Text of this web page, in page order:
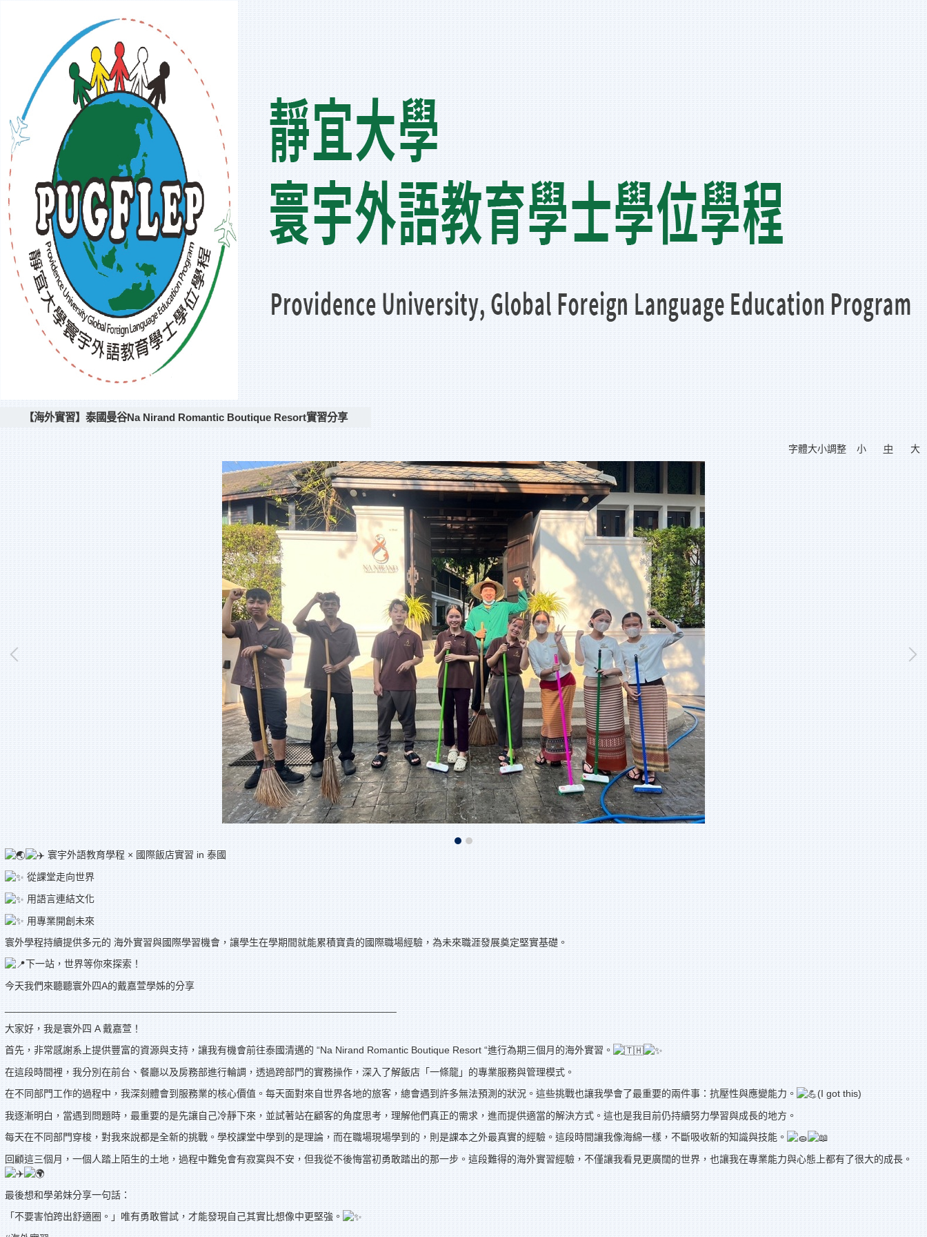
【海外實習】泰國曼谷Na Nirand Romantic Boutique Resort實習分享
字體大小調整 小 中 大
寰宇外語教育學程 × 國際飯店實習 in 泰國
從課堂走向世界
用語言連結文化
用專業開創未來
寰外學程持續提供多元的 海外實習與國際學習機會，讓學生在學期間就能累積寶貴的國際職場經驗，為未來職涯發展奠定堅實基礎。
下一站，世界等你來探索！
今天我們來聽聽寰外四A的戴嘉萱學姊的分享
大家好，我是寰外四 A 戴嘉萱！
首先，非常感謝系上提供豐富的資源與支持，讓我有機會前往泰國清邁的 “Na Nirand Romantic Boutique Resort “進行為期三個月的海外實習。
在這段時間裡，我分別在前台、餐廳以及房務部進行輪調，透過跨部門的實務操作，深入了解飯店「一條龍」的專業服務與管理模式。
在不同部門工作的過程中，我深刻體會到服務業的核心價值。每天面對來自世界各地的旅客，總會遇到許多無法預測的狀況。這些挑戰也讓我學會了最重要的兩件事：抗壓性與應變能力。
(I got this)
我逐漸明白，當遇到問題時，最重要的是先讓自己冷靜下來，並試著站在顧客的角度思考，理解他們真正的需求，進而提供適當的解決方式。這也是我目前仍持續努力學習與成長的地方。
每天在不同部門穿梭，對我來說都是全新的挑戰。學校課堂中學到的是理論，而在職場現場學到的，則是課本之外最真實的經驗。這段時間讓我像海綿一樣，不斷吸收新的知識與技能。
回顧這三個月，一個人踏上陌生的土地，過程中難免會有寂寞與不安，但我從不後悔當初勇敢踏出的那一步。這段難得的海外實習經驗，不僅讓我看見更廣闊的世界，也讓我在專業能力與心態上都有了很大的成長。
最後想和學弟妹分享一句話：
「不要害怕跨出舒適圈。」唯有勇敢嘗試，才能發現自己其實比想像中更堅強。